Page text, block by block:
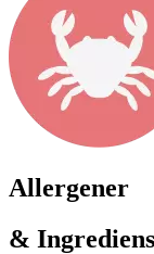
Allergener
&